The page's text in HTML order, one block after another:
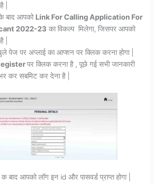
|
बाद आपको Link For Calling Application For
2022-23 का विकल्प मिलेगा, जिसपर आपको
|
पेज पर अप्लाई का आप्शन पर क्लिक करना होगा |
पर क्लिक करना है , पूछे गई सभी जानकारी
कर सबमिट कर देना है |
बाद आपको लॉग इन id और पासवर्ड प्राप्त होगा |